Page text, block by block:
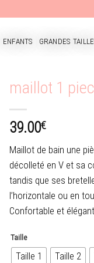
ENFANTS GRANDES
maillot 1
39.00€
Maillot de bain une
décolleté en V et sa
tandis que ses
l’horizontale ou en
Confortable et
Taille
Taille 1 Taille 2